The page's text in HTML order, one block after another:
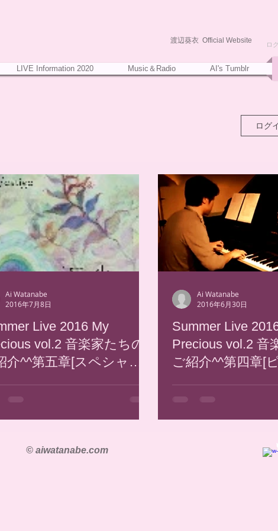
渡辺葵衣 Official Website ロ
LIVE Information 2020 Music＆Radio AI's Tumblr
ログ
Live 2016 My
vol.2 音楽家たちの
介^^第五章[スペシャル
Ai Watanabe
2016年7月8日
Summer Live
Precious vol.2 音
ご紹介^^第四章[
Ai Watanabe
2016年6月30日
© aiwatanabe.com